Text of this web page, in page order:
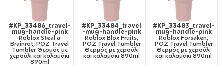
#KP_33486_travel-
mug-handle-pink
Roblox Steal a
Brainrot, ΡΟΖ Travel
Tumbler Θερμός με
χερούλι και καλαμάκι
890ml
#KP_33484_travel
-mug-handle-pink
Roblox Blox Fruits,
ΡΟΖ Travel Tumbler
Θερμός με χερούλι
και καλαμάκι 890ml
#KP_33483_travel-
mug-handle-pink
Roblox Forsaken,
ΡΟΖ Travel Tumbler
Θερμός με χερούλι
και καλαμάκι 890ml